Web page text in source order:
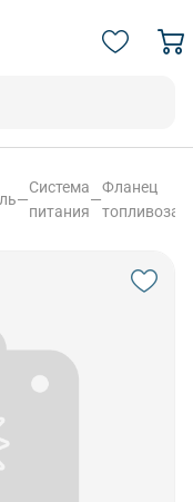
—
Система
питания
—
Фланец